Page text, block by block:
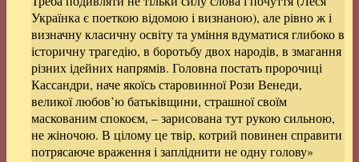
Українка є поеткою відомою і визнаною), але рівно ж і
визначну класичну освіту та уміння вдуматися глибоко в
історичну трагедію, в боротьбу двох народів, в змагання
різних ідейних напрямів. Головна постать пророчиці
Кассандри, наче якоїсь старовинної Рози Венеди,
великої любов’ю батьківщини, страшної своїм
маскованим спокоєм, – зарисована тут рукою сильною,
не жіночою. В цілому це твір, котрий повинен справити
потрясаюче враження і запліднити не одну голову»